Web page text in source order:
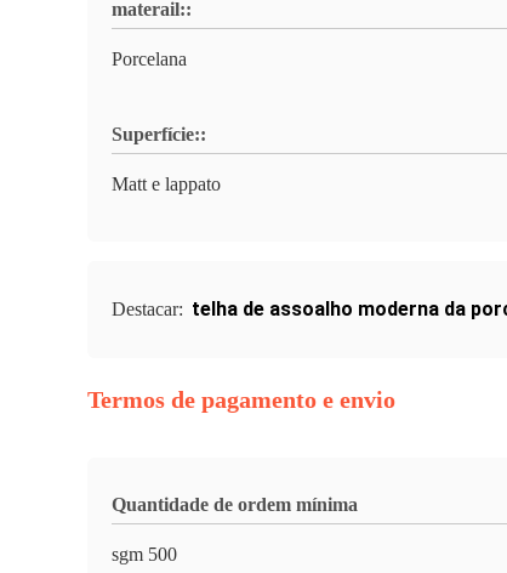
materail::
Porcelana
Superfície::
Matt e lappato
Destacar: telha de assoalho moderna da
Termos de pagamento e envio
Quantidade de ordem mínima
sgm 500